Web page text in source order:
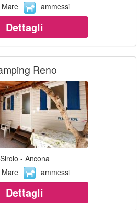
Mare
ammessi
Dettagli
Reno
Sirolo - Ancona
Mare
ammessi
Dettagli